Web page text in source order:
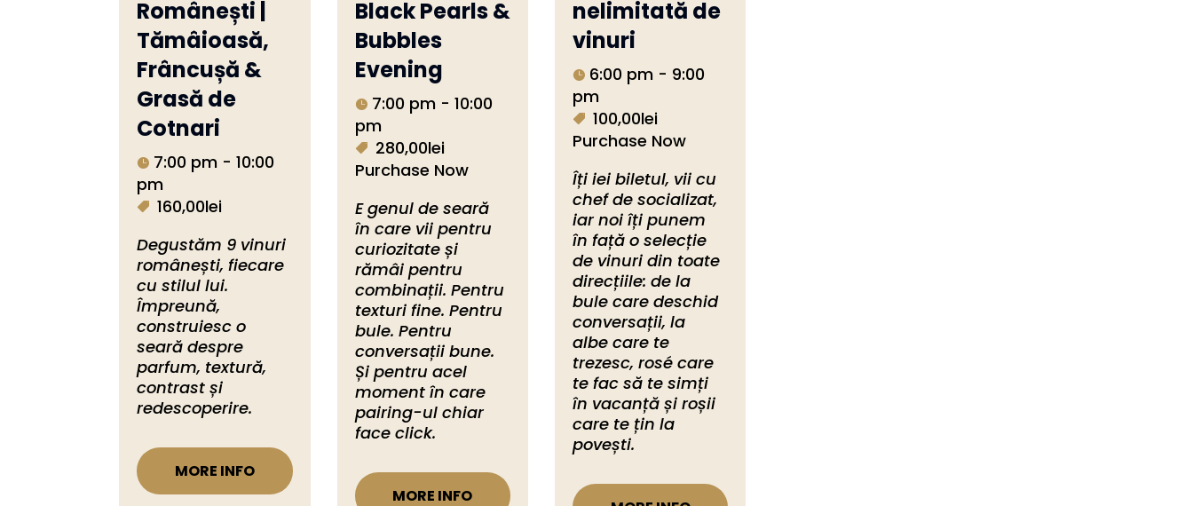
Românești |
Tămâioasă,
Frâncușă &
Grasă de
Cotnari
7:00 pm - 10:00
pm
160,00lei
Degustăm 9 vinuri
românești, fiecare
cu stilul lui.
Împreună,
construiesc o
seară despre
parfum, textură,
contrast și
redescoperire.
MORE INFO
Black Pearls &
Bubbles
Evening
7:00 pm - 10:00
pm
280,00lei
Purchase Now
E genul de seară
în care vii pentru
curiozitate și
rămâi pentru
combinații. Pentru
texturi fine. Pentru
bule. Pentru
conversații bune.
Și pentru acel
moment în care
pairing-ul chiar
face click.
MORE INFO
nelimitată de
vinuri
6:00 pm - 9:00
pm
100,00lei
Purchase Now
Îți iei biletul, vii cu
chef de socializat,
iar noi îți punem
în față o selecție
de vinuri din toate
direcțiile: de la
bule care deschid
conversații, la
albe care te
trezesc, rosé care
te fac să te simți
în vacanță și roșii
care te țin la
povești.